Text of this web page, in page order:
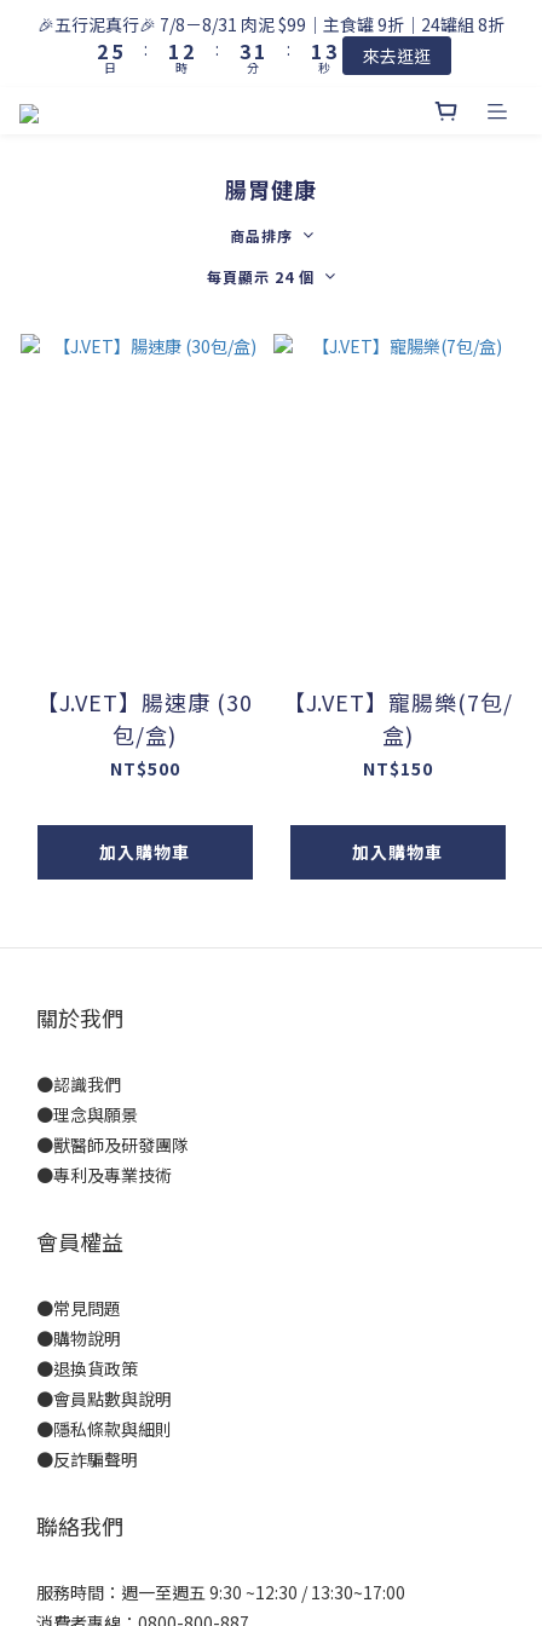
🎉五行泥真行🎉 7/8－8/31 肉泥 $99｜主食罐 9折｜24罐組 8折
3
2
1
6
5
4
日
:
2
1
0
3
2
1
時
:
4
3
2
2
1
0
分
:
2
1
0
4
3
2
秒 來去逛逛
腸胃健康
商品排序
每頁顯示 24 個
【J.VET】腸速康 (30
包/盒)
NT$500
加入購物車
【J.VET】寵腸樂(7包/
盒)
NT$150
加入購物車
關於我們
●認識我們
●理念與願景
●獸醫師及研發團隊
●專利及專業技術
會員權益
●常見問題
●購物說明
●退換貨政策
●會員點數與說明
●隱私條款與細則
●反詐騙聲明
聯絡我們
服務時間：週一至週五 9:30 ~12:30 / 13:30~17:00